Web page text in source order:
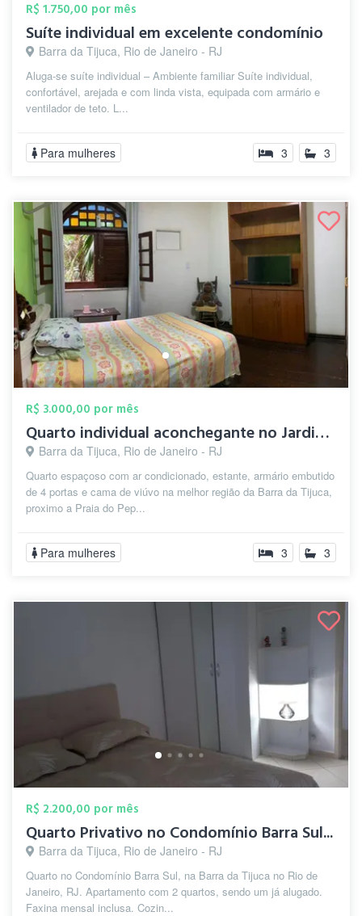
R$ 1.750,00 por mês
Suíte individual em excelente condomínio
Barra da Tijuca, Rio de Janeiro - RJ
Aluga-se suíte individual – Ambiente familiar Suíte individual,
confortável, arejada e com linda vista, equipada com armário e
ventilador de teto. L...
Para mulheres 3 3
R$ 3.000,00 por mês
Quarto individual aconchegante no Jardim...
Barra da Tijuca, Rio de Janeiro - RJ
Quarto espaçoso com ar condicionado, estante, armário embutido
de 4 portas e cama de viúvo na melhor região da Barra da Tijuca,
proximo a Praia do Pep...
Para mulheres 3 3
R$ 2.200,00 por mês
Quarto Privativo no Condomínio Barra Sul...
Barra da Tijuca, Rio de Janeiro - RJ
Quarto no Condomínio Barra Sul, na Barra da Tijuca no Rio de
Janeiro, RJ. Apartamento com 2 quartos, sendo um já alugado.
Faxina mensal inclusa. Cozin...